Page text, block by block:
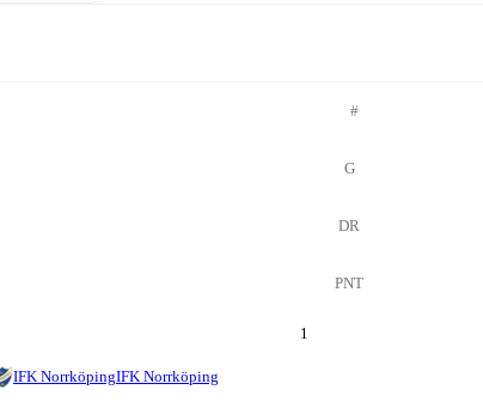
#
G
DR
PNT
1
IFK NorrköpingIFK Norrköping